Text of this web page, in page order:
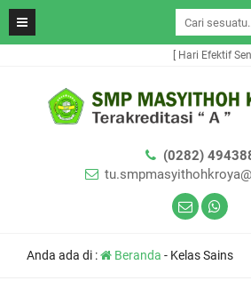
[ Hari Efektif
(0282)
Anda ada di : Beranda - Kelas Sains